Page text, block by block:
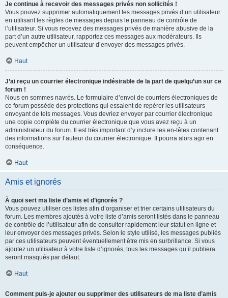
Je continue à recevoir des messages privés non sollicités !
Vous pouvez supprimer automatiquement les messages privés d’un utilisateur
en utilisant les règles de messages depuis le panneau de contrôle de
l’utilisateur. Si vous recevez des messages privés de manière abusive de la
part d’un autre utilisateur, rapportez ces messages aux modérateurs. Ils
peuvent empêcher un utilisateur d’envoyer des messages privés.
Haut
J’ai reçu un courrier électronique indésirable de la part de quelqu’un sur ce
forum !
Nous en sommes navrés. Le formulaire d’envoi de courriers électroniques de
ce forum possède des protections qui essaient de repérer les utilisateurs
envoyant de tels messages. Vous devriez envoyer par courrier électronique
une copie complète du courrier électronique que vous avez reçu à un
administrateur du forum. Il est très important d’y inclure les en-têtes contenant
des informations sur l’auteur du courrier électronique. Il pourra alors agir en
conséquence.
Haut
Amis et ignorés
À quoi sert ma liste d’amis et d’ignorés ?
Vous pouvez utiliser ces listes afin d’organiser et trier certains utilisateurs du
forum. Les membres ajoutés à votre liste d’amis seront listés dans le panneau
de contrôle de l’utilisateur afin de consulter rapidement leur statut en ligne et
leur envoyer des messages privés. Selon le style utilisé, les messages publiés
par ces utilisateurs peuvent éventuellement être mis en surbrillance. Si vous
ajoutez un utilisateur à votre liste d’ignorés, tous les messages qu’il publiera
seront masqués par défaut.
Haut
Comment puis-je ajouter ou supprimer des utilisateurs de ma liste d’amis